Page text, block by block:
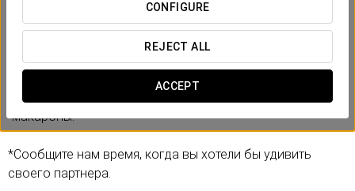
CONFIGURE
REJECT ALL
ACCEPT
В любое время можно удивить своего партнера и
насладиться романтическим опытом.
-Бутылка Moët & Chandon Impérial Brut.
-макароны.
*Сообщите нам время, когда вы хотели бы удивить
своего партнера.